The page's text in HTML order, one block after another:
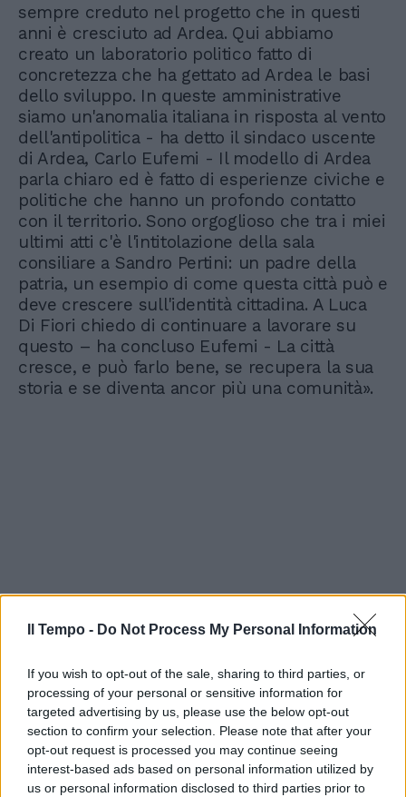
Il Tempo - Do Not Process My Personal Information
If you wish to opt-out of the sale, sharing to third parties, or
processing of your personal or sensitive information for
targeted advertising by us, please use the below opt-out
section to confirm your selection. Please note that after your
opt-out request is processed you may continue seeing
interest-based ads based on personal information utilized by
us or personal information disclosed to third parties prior to
sempre creduto nel progetto che in questi
anni è cresciuto ad Ardea. Qui abbiamo
creato un laboratorio politico fatto di
concretezza che ha gettato ad Ardea le basi
dello sviluppo. In queste amministrative
siamo un'anomalia italiana in risposta al vento
dell'antipolitica - ha detto il sindaco uscente
di Ardea, Carlo Eufemi - Il modello di Ardea
parla chiaro ed è fatto di esperienze civiche e
politiche che hanno un profondo contatto
con il territorio. Sono orgoglioso che tra i miei
ultimi atti c'è l'intitolazione della sala
consiliare a Sandro Pertini: un padre della
patria, un esempio di come questa città può e
deve crescere sull'identità cittadina. A Luca
Di Fiori chiedo di continuare a lavorare su
questo – ha concluso Eufemi - La città
cresce, e può farlo bene, se recupera la sua
storia e se diventa ancor più una comunità».